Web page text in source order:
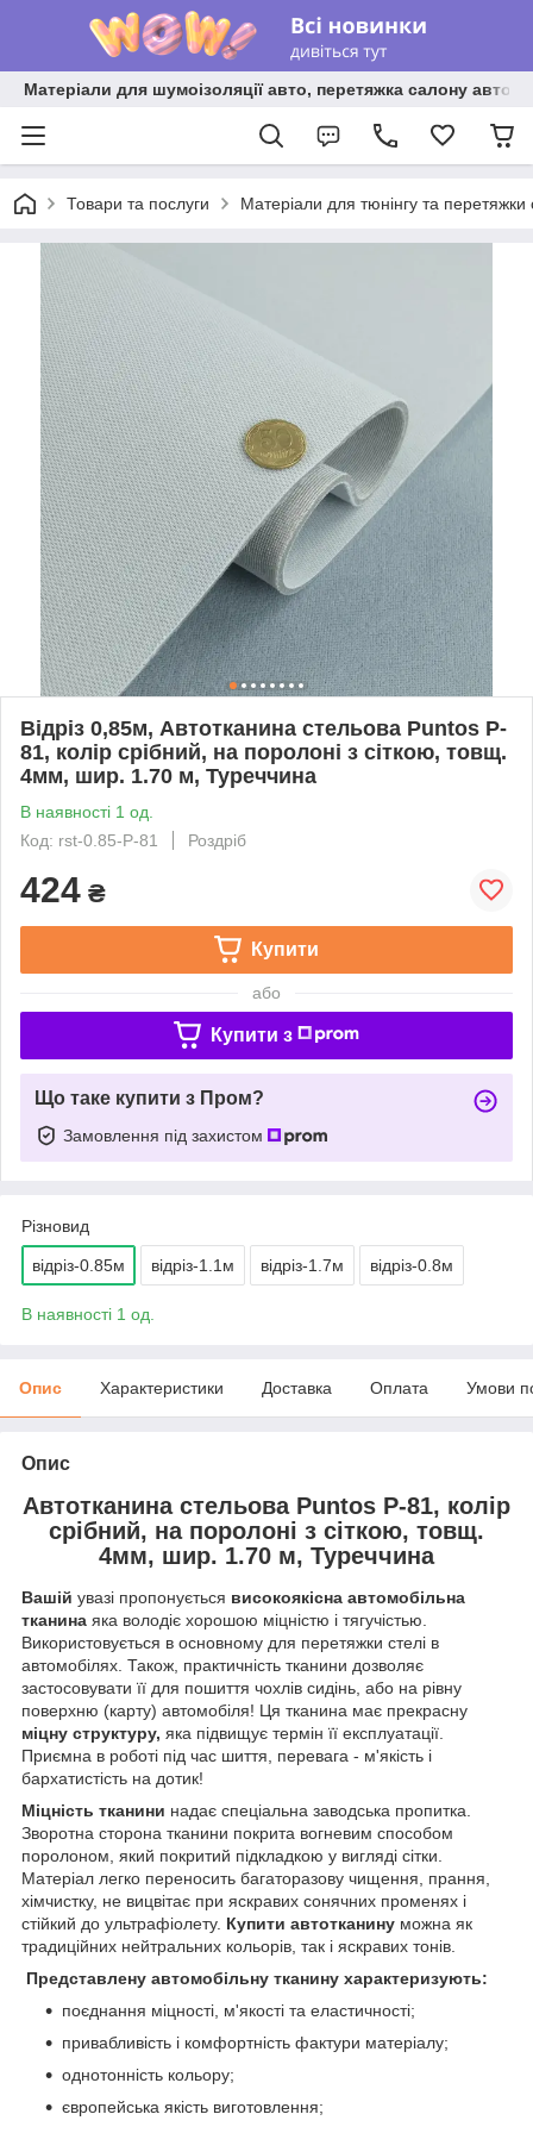
Матеріали для шумоізоляції авто, перетяжка салону авто
Товари та послуги Матеріали для тюнінгу та
Відріз 0,85м, Автотканина стельова Puntos P-
81, колір срібний, на поролоні з сіткою, товщ.
4мм, шир. 1.70 м, Туреччина
В наявності 1 од.
Код: rst-0.85-P-81
Роздріб
424 ₴
Купити
або
Купити з
Що таке купити з Пром?
Замовлення під захистом
Різновид
відріз-0.85м відріз-1.1м відріз-1.7м відріз-0.8м
В наявності 1 од.
Опис Характеристики Доставка Оплата Умови
Опис
Автотканина стельова Puntos P-81, колір
срібний, на поролоні з сіткою, товщ.
4мм, шир. 1.70 м, Туреччина
Вашій увазі пропонується високоякісна автомобільна
тканина яка володіє хорошою міцністю і тягучістью.
Використовується в основному для перетяжки стелі в
автомобілях. Також, практичність тканини дозволяє
застосовувати її для пошиття чохлів сидінь, або на рівну
поверхню (карту) автомобіля! Ця тканина має прекрасну
міцну структуру, яка підвищує термін її експлуатації.
Приємна в роботі під час шиття, перевага - м'якість і
бархатистість на дотик!
Міцність тканини надає спеціальна заводська пропитка.
Зворотна сторона тканини покрита вогневим способом
поролоном, який покритий підкладкою у вигляді сітки.
Матеріал легко переносить багаторазову чищення, прання,
хімчистку, не вицвітає при яскравих сонячних променях і
стійкий до ультрафіолету. Купити автотканину можна як
традиційних нейтральних кольорів, так і яскравих тонів.
Представлену автомобільну тканину характеризують:
поєднання міцності, м'якості та еластичності;
привабливість і комфортність фактури матеріалу;
однотонність кольору;
європейська якість виготовлення;